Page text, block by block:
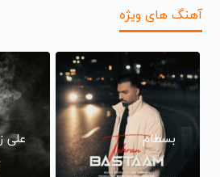
آهنگ های ویژه
بسطام علی